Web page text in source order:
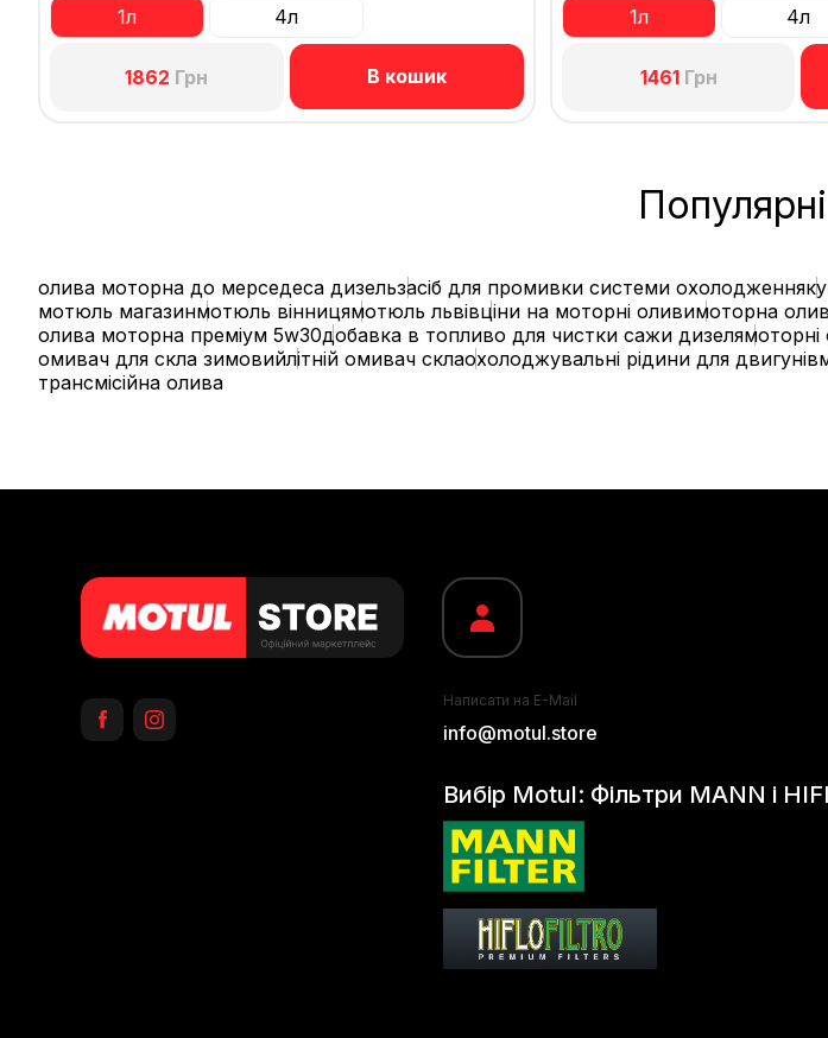
1л 4л
1862 Грн В кошик
1л 4л
1461Грн
олива моторна до мерседеса дизельзасіб для промивки системи охолодження
мотюль магазинмотюль вінницямотюль львівціни на моторні оливимоторна
олива моторна преміум 5w30добавка в топливо для чистки сажи дизеля
омивач для скла зимовийлітній омивач склаохолоджувальні рідини для двигунів
трансмісійна олива
Написати на E-Mail
info@motul.store
Вибір Motul: Фільтри MANN і